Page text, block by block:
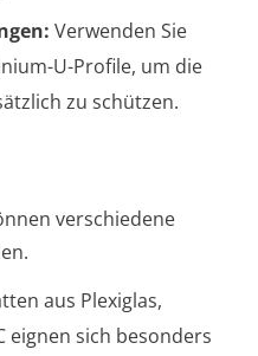
Verwenden Sie
U-Profile, um die
zu schützen.
verschiedene
aus Plexiglas,
eignen sich besonders